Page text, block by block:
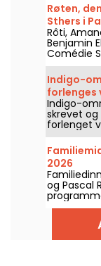
Røten,
Sthers i
Rôti,
Benjamin
Comédie
oktober
Indigo-
forlenges
Indigo-
skrevet og
forlenget
31.
2026
og Pascal
2026.En
rundt